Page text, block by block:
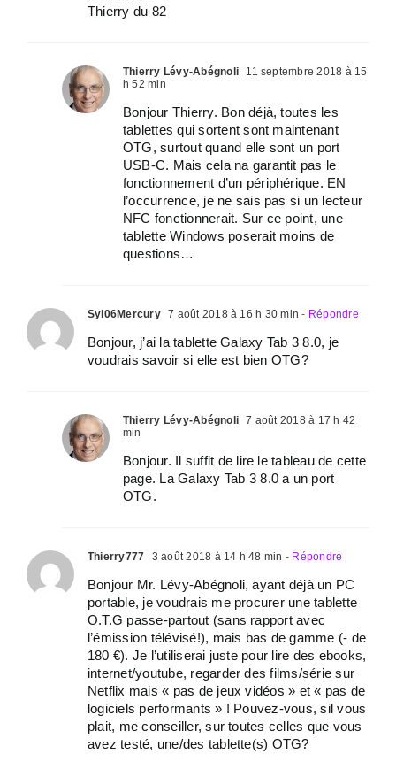
Thierry du 82
Thierry Lévy-Abégnoli
11 septembre 2018 à 15
h 52 min
Bonjour Thierry. Bon déjà, toutes les
tablettes qui sortent sont maintenant
OTG, surtout quand elle sont un port
USB-C. Mais cela na garantit pas le
fonctionnement d’un périphérique. EN
l’occurrence, je ne sais pas si un lecteur
NFC fonctionnerait. Sur ce point, une
tablette Windows poserait moins de
questions…
Syl06Mercury 7 août 2018 à 16 h 30 min - Répondre
Bonjour, j’ai la tablette Galaxy Tab 3 8.0, je
voudrais savoir si elle est bien OTG?
Thierry Lévy-Abégnoli 7 août 2018 à 17 h 42
min
Bonjour. Il suffit de lire le tableau de cette
page. La Galaxy Tab 3 8.0 a un port
OTG.
Thierry777 3 août 2018 à 14 h 48 min - Répondre
Bonjour Mr. Lévy-Abégnoli, ayant déjà un PC
portable, je voudrais me procurer une tablette
O.T.G passe-partout (sans rapport avec
l’émission télévisé!), mais bas de gamme (- de
180 €). Je l’utiliserai juste pour lire des ebooks,
internet/youtube, regarder des films/série sur
Netflix mais « pas de jeux vidéos » et « pas de
logiciels performants » ! Pouvez-vous, sil vous
plait, me conseiller, sur toutes celles que vous
avez testé, une/des tablette(s) OTG?